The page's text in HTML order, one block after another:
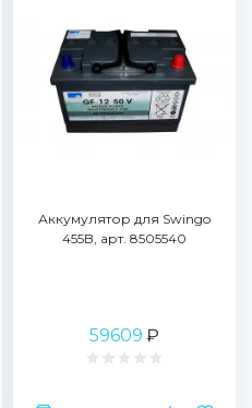
Аккумулятор для Swingo
455B, арт. 8505540
59609 ₽